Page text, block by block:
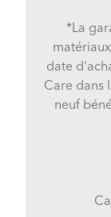
*La
date
Care dans
neuf